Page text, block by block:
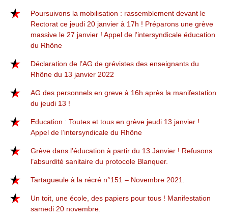
Poursuivons la mobilisation : rassemblement devant le
Rectorat ce jeudi 20 janvier à 17h ! Préparons une grève
massive le 27 janvier ! Appel de l’intersyndicale éducation
du Rhône
Déclaration de l’AG de grévistes des enseignants du
Rhône du 13 janvier 2022
AG des personnels en greve à 16h après la manifestation
du jeudi 13 !
Education : Toutes et tous en grève jeudi 13 janvier !
Appel de l’intersyndicale du Rhône
Grève dans l’éducation à partir du 13 Janvier ! Refusons
l’absurdité sanitaire du protocole Blanquer.
Tartagueule à la récré n°151 – Novembre 2021.
Un toit, une école, des papiers pour tous ! Manifestation
samedi 20 novembre.